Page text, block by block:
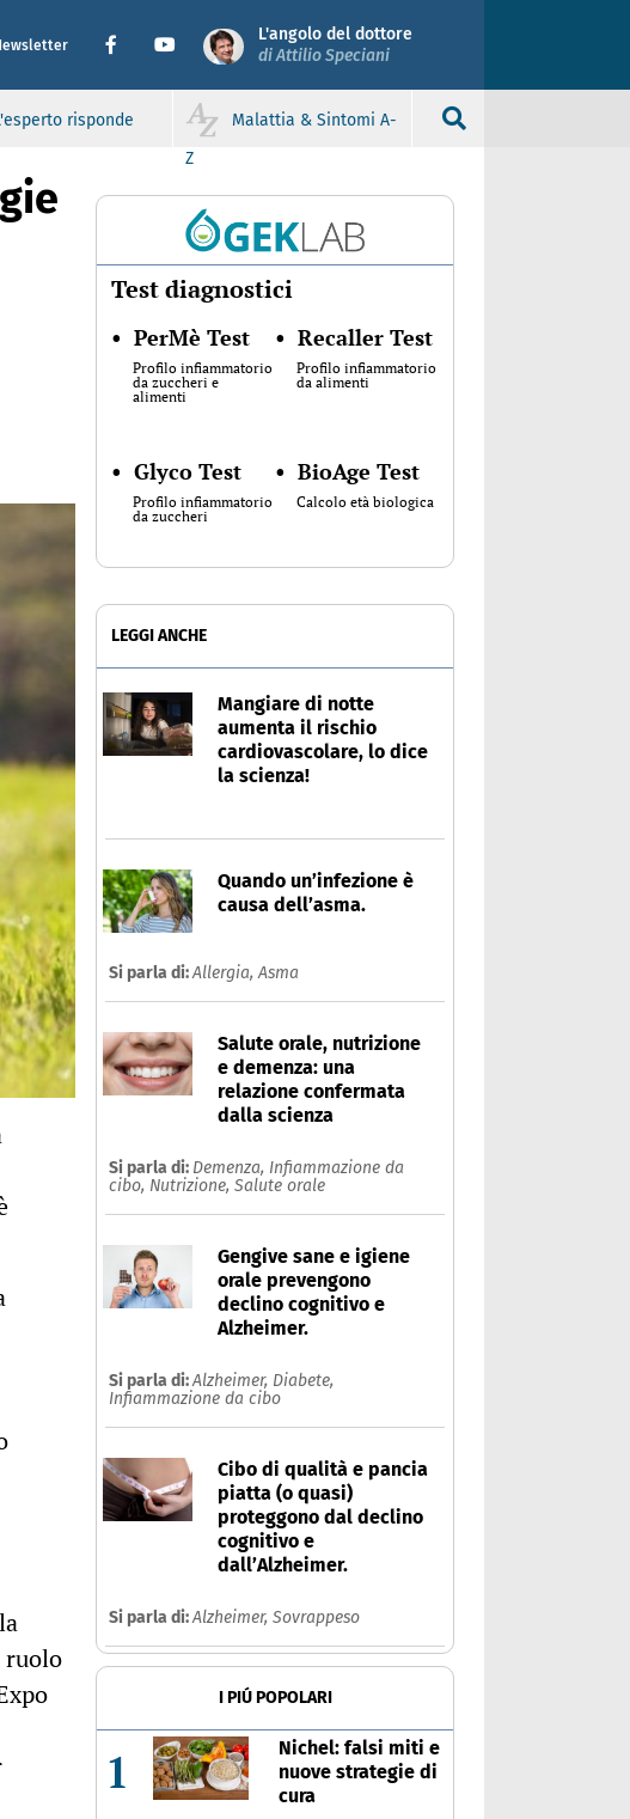
L'angolo del dottore
di Attilio Speciani
risponde
Malattia & Sintomi A-
Z
ruolo
Test diagnostici
• PerMè Test
Profilo infiammatorio
da zuccheri e
alimenti
• Recaller Test
Profilo infiammatorio
da alimenti
• Glyco Test
Profilo infiammatorio
da zuccheri
• BioAge Test
Calcolo età biologica
LEGGI ANCHE
Mangiare di notte
aumenta il rischio
cardiovascolare, lo dice
la scienza!
Quando un’infezione è
causa dell’asma.
Si parla di:Allergia,Asma
Salute orale, nutrizione
e demenza: una
relazione confermata
dalla scienza
Si parla di: Demenza, Infiammazione da
cibo, Nutrizione, Salute orale
Gengive sane e igiene
orale prevengono
declino cognitivo e
Alzheimer.
Si parla di:Alzheimer, Diabete,
Infiammazione da cibo
Cibo di qualità e pancia
piatta (o quasi)
proteggono dal declino
cognitivo e
dall’Alzheimer.
Si parla di:Alzheimer, Sovrappeso
I PIÚ POPOLARI
1
Nichel: falsi miti e
nuove strategie di
cura